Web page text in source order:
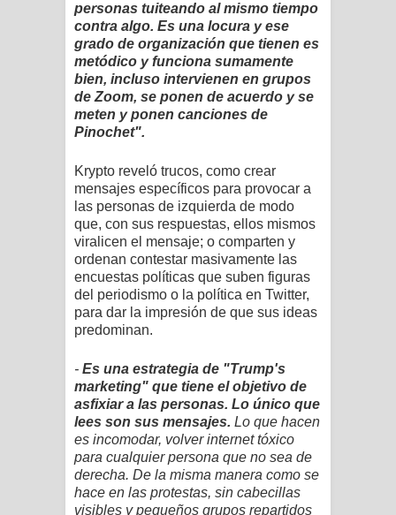
personas tuiteando al mismo tiempo
contra algo. Es una locura y ese
grado de organización que tienen es
metódico y funciona sumamente
bien, incluso intervienen en grupos
de Zoom, se ponen de acuerdo y se
meten y ponen canciones de
Pinochet".
Krypto reveló trucos, como crear
mensajes específicos para provocar a
las personas de izquierda de modo
que, con sus respuestas, ellos mismos
viralicen el mensaje; o comparten y
ordenan contestar masivamente las
encuestas políticas que suben figuras
del periodismo o la política en Twitter,
para dar la impresión de que sus ideas
predominan.
- Es una estrategia de "Trump's
marketing" que tiene el objetivo de
asfixiar a las personas. Lo único que
lees son sus mensajes. Lo que hacen
es incomodar, volver internet tóxico
para cualquier persona que no sea de
derecha. De la misma manera como se
hace en las protestas, sin cabecillas
visibles y pequeños grupos repartidos